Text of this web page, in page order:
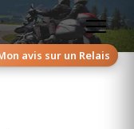
avis sur un Relais